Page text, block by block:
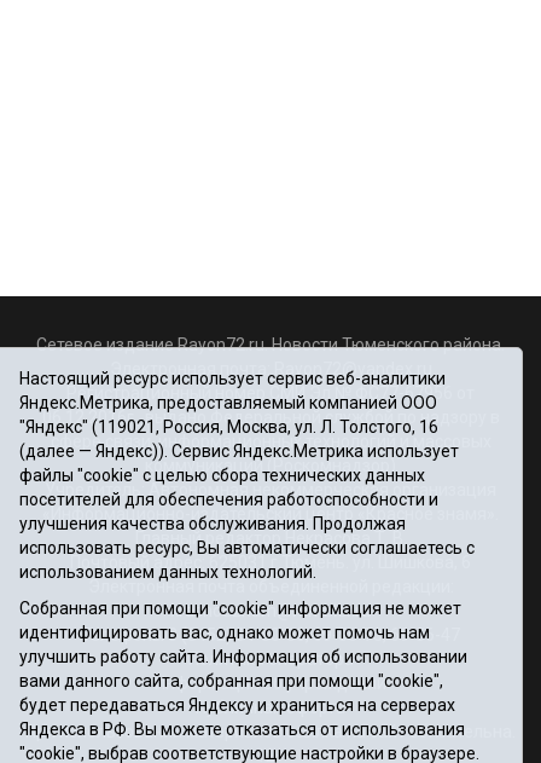
Сетевое издание Rayon72.ru. Новости Тюменского района.
Rayon72@yandex.ru
Регистрационный номер СМИ Эл № ФС77-67956 от
06.12.2016г., выдано Федеральной службой по надзору в
сфере связи, информационных технологий и массовых
коммуникаций (Роскомнадзор)
Учредитель: Автономная некоммерческая организация
«Информационно-издательский центр «Красное знамя».
Главный редактор Некрасова Т. В.
Почтовый адрес: 625031 г.Тюмень. ул. Шишкова, 6
Электронная почта объединенной редакции:
krasnoeznam@rambler.ru
Телефоны 8 (3452) 34-80-60, 69-56-73, 69-56-47
Политика оператора
Информация об учреждении
Публичная оферта
При использовании материалов ссылка на сайт обязательна.
12+
Настоящий ресурс использует сервис веб-аналитики
Яндекс.Метрика, предоставляемый компанией ООО
"Яндекс" (119021, Россия, Москва, ул. Л. Толстого, 16
(далее — Яндекс)). Сервис Яндекс.Метрика использует
файлы "cookie" с целью сбора технических данных
посетителей для обеспечения работоспособности и
улучшения качества обслуживания. Продолжая
использовать ресурс, Вы автоматически соглашаетесь с
использованием данных технологий.
Собранная при помощи "cookie" информация не может
идентифицировать вас, однако может помочь нам
улучшить работу сайта. Информация об использовании
вами данного сайта, собранная при помощи "cookie",
будет передаваться Яндексу и храниться на серверах
Яндекса в РФ. Вы можете отказаться от использования
"cookie", выбрав соответствующие настройки в браузере.